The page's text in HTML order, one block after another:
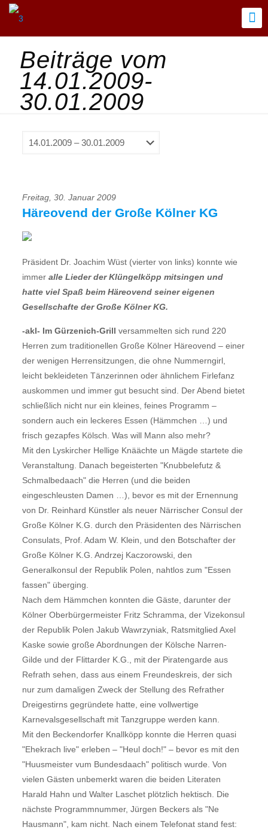
Beiträge vom
14.01.2009-
30.01.2009
Freitag, 30. Januar 2009
Häreovend der Große Kölner KG
Präsident Dr. Joachim Wüst (vierter von links) konnte wie
immer alle Lieder der Klüngelköpp mitsingen und
hatte viel Spaß beim Häreovend seiner eigenen
Gesellschafte der Große Kölner KG.
-akl- Im Gürzenich-Grill versammelten sich rund 220
Herren zum traditionellen Große Kölner Häreovend – einer
der wenigen Herrensitzungen, die ohne Nummerngirl,
leicht bekleideten Tänzerinnen oder ähnlichem Firlefanz
auskommen und immer gut besucht sind. Der Abend bietet
schließlich nicht nur ein kleines, feines Programm –
sondern auch ein leckeres Essen (Hämmchen …) und
frisch gezapfes Kölsch. Was will Mann also mehr?
Mit den Lyskircher Hellige Knäächte un Mägde startete die
Veranstaltung. Danach begeisterten "Knubbelefutz &
Schmalbedaach" die Herren (und die beiden
eingeschleusten Damen …), bevor es mit der Ernennung
von Dr. Reinhard Künstler als neuer Närrischer Consul der
Große Kölner K.G. durch den Präsidenten des Närrischen
Consulats, Prof. Adam W. Klein, und den Botschafter der
Große Kölner K.G. Andrzej Kaczorowski, den
Generalkonsul der Republik Polen, nahtlos zum "Essen
fassen" überging.
Nach dem Hämmchen konnten die Gäste, darunter der
Kölner Oberbürgermeister Fritz Schramma, der Vizekonsul
der Republik Polen Jakub Wawrzyniak, Ratsmitglied Axel
Kaske sowie große Abordnungen der Kölsche Narren-
Gilde und der Flittarder K.G., mit der Piratengarde aus
Refrath sehen, dass aus einem Freundeskreis, der sich
nur zum damaligen Zweck der Stellung des Refrather
Dreigestirns gegründete hatte, eine vollwertige
Karnevalsgesellschaft mit Tanzgruppe werden kann.
Mit den Beckendorfer Knallköpp konnte die Herren quasi
"Ehekrach live" erleben – "Heul doch!" – bevor es mit den
"Huusmeister vum Bundesdaach" politisch wurde. Von
vielen Gästen unbemerkt waren die beiden Literaten
Harald Hahn und Walter Laschet plötzlich hektisch. Die
nächste Programmnummer, Jürgen Beckers als "Ne
Hausmann", kam nicht. Nach einem Telefonat stand fest: